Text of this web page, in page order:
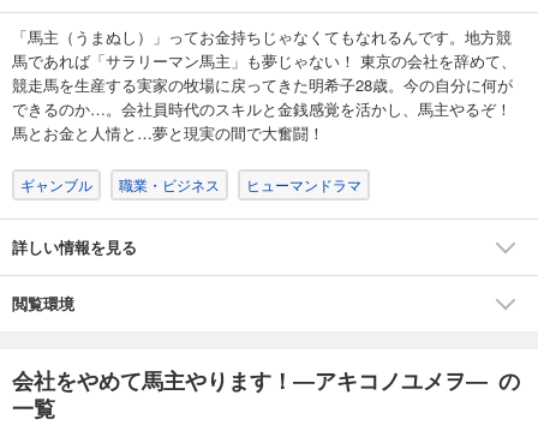
「馬主（うまぬし）」ってお金持ちじゃなくてもなれるんです。地方競
馬であれば「サラリーマン馬主」も夢じゃない！ 東京の会社を辞めて、
競走馬を生産する実家の牧場に戻ってきた明希子28歳。今の自分に何が
できるのか…。会社員時代のスキルと金銭感覚を活かし、馬主やるぞ！
馬とお金と人情と…夢と現実の間で大奮闘！
ギャンブル 職業・ビジネス ヒューマンドラマ
詳しい情報を見る
閲覧環境
会社をやめて馬主やります！―アキコノユメヲ― の
一覧
会社をやめて馬主やります！ ― アキコノユメヲ ― 78
110円 (税込)
カート
あらすじを表示する
会社をやめて馬主やります！ ― アキコノユメヲ ― 79
110
会社をやめて馬主やります！ ― アキコノユメヲ ― 80